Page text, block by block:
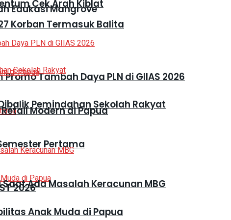
Edukasi Mangrove
Tambah Daya PLN di GIIAS 2026
Pertama
Anak Muda di Papua
Cek Arah Kiblat
Modern di Papua
2026
Korban Termasuk Balita
Pemindahan Sekolah Rakyat
Ada Masalah Keracunan MBG